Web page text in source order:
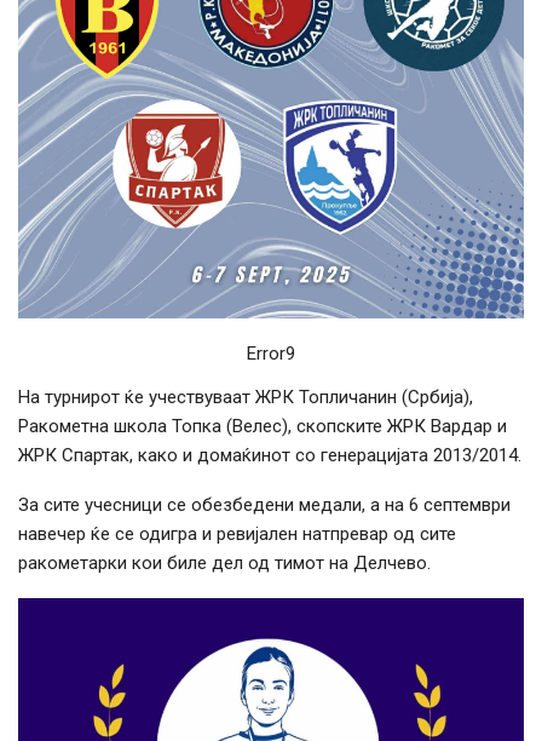
Error9
На турнирот ќе учествуваат ЖРК Топличанин (Србија),
Ракометна школа Топка (Велес), скопските ЖРК Вардар и
ЖРК Спартак, како и домаќинот со генерацијата 2013/2014.
За сите учесници се обезбедени медали, а на 6 септември
навечер ќе се одигра и ревијален натпревар од сите
ракометарки кои биле дел од тимот на Делчево.